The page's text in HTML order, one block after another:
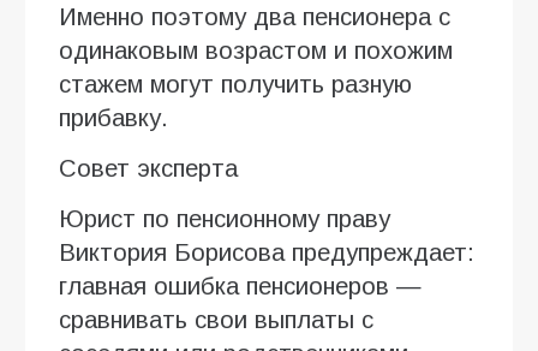
Именно поэтому два пенсионера с
одинаковым возрастом и похожим
стажем могут получить разную
прибавку.
Совет эксперта
Юрист по пенсионному праву
Виктория Борисова предупреждает:
главная ошибка пенсионеров —
сравнивать свои выплаты с